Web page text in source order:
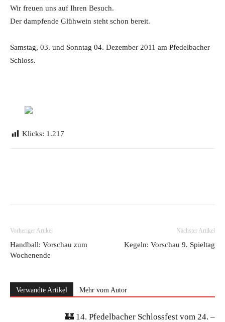
Wir freuen uns auf Ihren Besuch.
Der dampfende Glühwein steht schon bereit.
Samstag, 03. und Sonntag 04. Dezember 2011 am Pfedelbacher
Schloss.
Klicks: 1.217
Vorheriger Artikel
Handball: Vorschau zum
Wochenende
Nächster Artikel
Kegeln: Vorschau 9. Spieltag
Verwandte Artikel Mehr vom Autor
🏰 14. Pfedelbacher Schlossfest vom 24. –